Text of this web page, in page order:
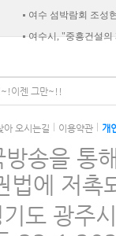
여수 섬박람회 조성
여수시, "중흥건설
~!이젠 그만~!!
아 오시는길 이용약관 개
방송을 통
법에 저촉
기도 광주